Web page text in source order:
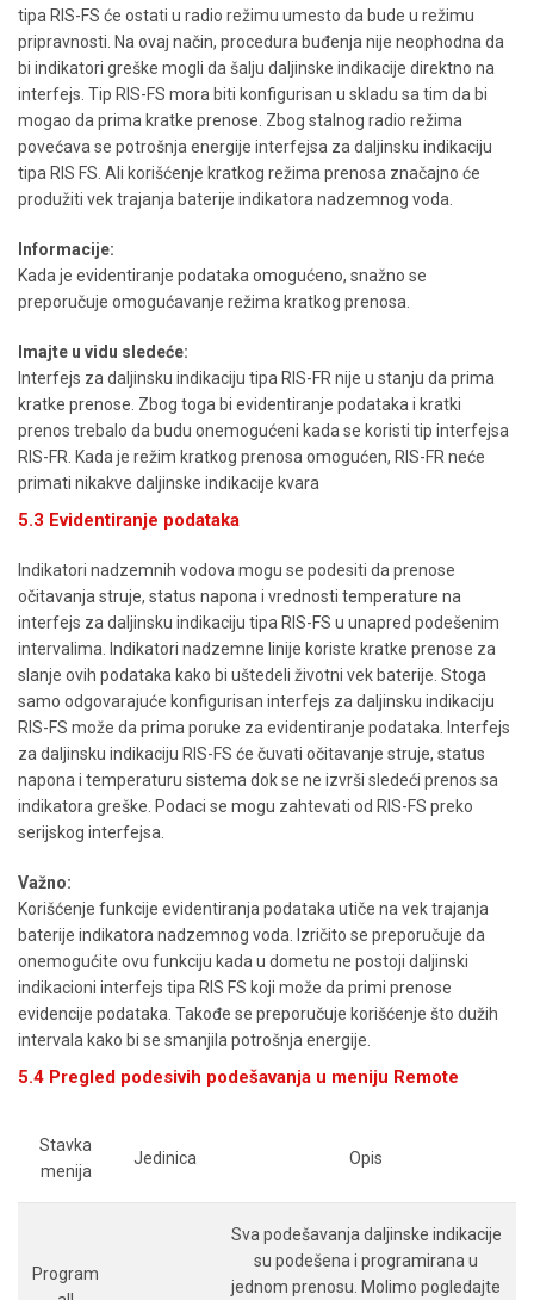
tipa RIS-FS će ostati u radio režimu umesto da bude u režimu
pripravnosti. Na ovaj način, procedura buđenja nije neophodna da
bi indikatori greške mogli da šalju daljinske indikacije direktno na
interfejs. Tip RIS-FS mora biti konfigurisan u skladu sa tim da bi
mogao da prima kratke prenose. Zbog stalnog radio režima
povećava se potrošnja energije interfejsa za daljinsku indikaciju
tipa RIS FS. Ali korišćenje kratkog režima prenosa značajno će
produžiti vek trajanja baterije indikatora nadzemnog voda.
Informacije:
Kada je evidentiranje podataka omogućeno, snažno se
preporučuje omogućavanje režima kratkog prenosa.
Imajte u vidu sledeće:
Interfejs za daljinsku indikaciju tipa RIS-FR nije u stanju da prima
kratke prenose. Zbog toga bi evidentiranje podataka i kratki
prenos trebalo da budu onemogućeni kada se koristi tip interfejsa
RIS-FR. Kada je režim kratkog prenosa omogućen, RIS-FR neće
primati nikakve daljinske indikacije kvara
5.3 Evidentiranje podataka
Indikatori nadzemnih vodova mogu se podesiti da prenose
očitavanja struje, status napona i vrednosti temperature na
interfejs za daljinsku indikaciju tipa RIS-FS u unapred podešenim
intervalima. Indikatori nadzemne linije koriste kratke prenose za
slanje ovih podataka kako bi uštedeli životni vek baterije. Stoga
samo odgovarajuće konfigurisan interfejs za daljinsku indikaciju
RIS-FS može da prima poruke za evidentiranje podataka. Interfejs
za daljinsku indikaciju RIS-FS će čuvati očitavanje struje, status
napona i temperaturu sistema dok se ne izvrši sledeći prenos sa
indikatora greške. Podaci se mogu zahtevati od RIS-FS preko
serijskog interfejsa.
Važno:
Korišćenje funkcije evidentiranja podataka utiče na vek trajanja
baterije indikatora nadzemnog voda. Izričito se preporučuje da
onemogućite ovu funkciju kada u dometu ne postoji daljinski
indikacioni interfejs tipa RIS FS koji može da primi prenose
evidencije podataka. Takođe se preporučuje korišćenje što dužih
intervala kako bi se smanjila potrošnja energije.
5.4 Pregled podesivih podešavanja u meniju Remote
Stavka
menija
Jedinica Opis
Program
Sva podešavanja daljinske indikacije
su podešena i programirana u
jednom prenosu. Molimo pogledajte